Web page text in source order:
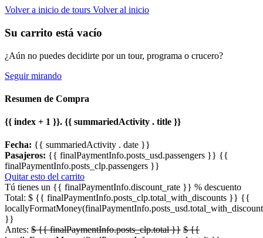
Volver a inicio de tours Volver al inicio
Su carrito está vacío
¿Aún no puedes decidirte por un tour, programa o crucero?
Seguir mirando
Resumen de Compra
{{ index + 1 }}. {{ summariedActivity . title }}
Fecha: {{ summariedActivity . date }}
Pasajeros: {{ finalPaymentInfo.posts_usd.passengers }} {{
finalPaymentInfo.posts_clp.passengers }}
Quitar esto del carrito
Tú tienes un {{ finalPaymentInfo.discount_rate }} % descuento
Total: $ {{ finalPaymentInfo.posts_clp.total_with_discounts }} {{
}}
Antes: $ {{ finalPaymentInfo.posts_clp.total }} $ {{